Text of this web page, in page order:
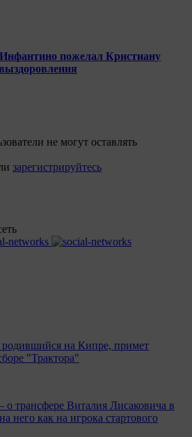
пожелал Кристиану
не могут оставлять
зарегистрируйтесь
родившийся на Кипре, примет
"Трактора"
трансфере Виталия Лисаковича в
него как на игрока стартового